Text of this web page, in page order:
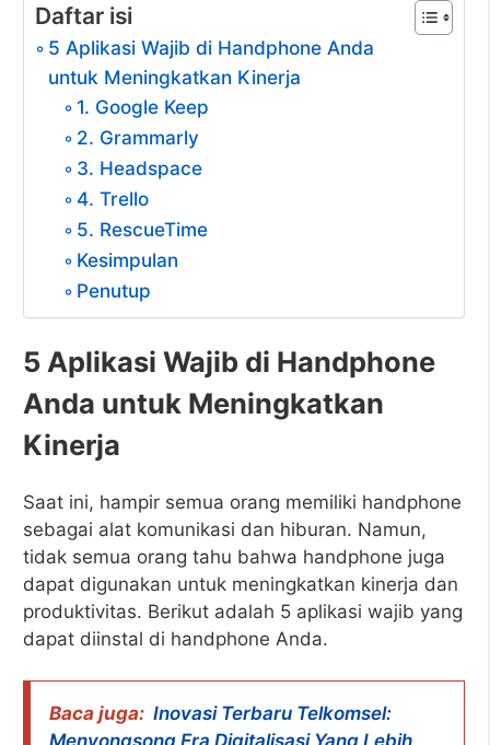
Daftar isi
5 Aplikasi Wajib di Handphone Anda
untuk Meningkatkan Kinerja
1. Google Keep
2. Grammarly
3. Headspace
4. Trello
5. RescueTime
Kesimpulan
Penutup
5 Aplikasi Wajib di Handphone
Anda untuk Meningkatkan
Kinerja
Saat ini, hampir semua orang memiliki handphone
sebagai alat komunikasi dan hiburan. Namun,
tidak semua orang tahu bahwa handphone juga
dapat digunakan untuk meningkatkan kinerja dan
produktivitas. Berikut adalah 5 aplikasi wajib yang
dapat diinstal di handphone Anda.
Baca juga: Inovasi Terbaru Telkomsel: